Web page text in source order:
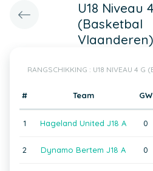
U18 Niveau
(Basketbal
Vlaanderen)
RANGSCHIKKING : U18 NIVEAU 4 G
# Team GW
1 Hageland United J18 A 0
2 Dynamo Bertem J18 A 0